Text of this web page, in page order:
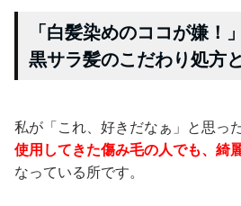
「白髪染めのココが嫌！
黒サラ髪のこだわり処方
私が「これ、好きだなぁ」と思った
使用してきた傷み毛の人でも、綺
なっている所です。